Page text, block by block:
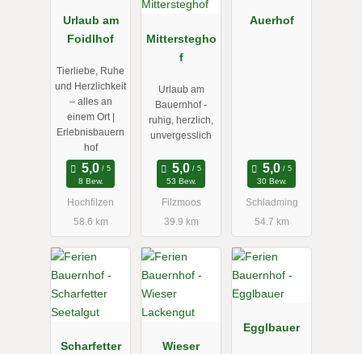
Urlaub am
Foidlhof
Tierliebe, Ruhe
und Herzlichkeit
– alles an
einem Ort |
Erlebnisbauern
hof
8 Bew.
Hochfilzen
58.6 km
Mitterstegho
f
Urlaub am
Bauernhof -
ruhig, herzlich,
unvergesslich
53 Bew.
Filzmoos
39.9 km
Auerhof
30 Bew.
Schladming
54.7 km
Scharfetter
Wieser
Egglbauer